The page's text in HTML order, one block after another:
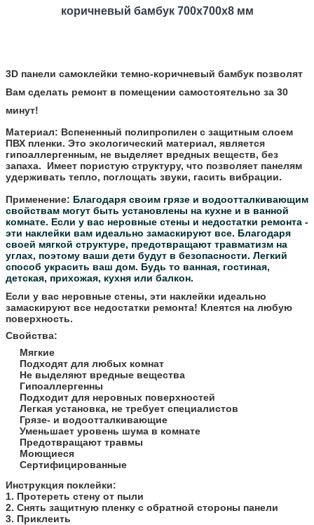
коричневый бамбук700x700x8 мм
3D панели самоклейки темно-коричневый бамбук позволят
Вам сделать ремонт в помещении самостоятельно за 30
минут!
Материал: Вспененный полипропилен с защитным слоем
ПВХ пленки. Это экологический материал, является
гипоаллергенным, не выделяет вредных веществ, без
запаха. Имеет пористую структуру, что позволяет панелям
удерживать тепло, поглощать звуки, гасить вибрации.
Применение: Благодаря своим грязе и водоотталкивающим
свойствам могут быть установлены на кухне и в ванной
комнате. Если у вас неровные стены и недостатки ремонта -
эти наклейки вам идеально замаскируют все. Благодаря
своей мягкой структуре, предотвращают травматизм на
углах, поэтому ваши дети будут в безопасности. Легкий
способ украсить ваш дом. Будь то ванная, гостиная,
детская, прихожая, кухня или балкон.
Если у вас неровные стены, эти наклейки идеально
замаскируют все недостатки ремонта! Клеятся на любую
поверхность.
Свойства:
Мягкие
Подходят для любых комнат
Не выделяют вредные вещества
Гипоаллергенны
Подходит для неровных поверхностей
Легкая установка, не требует специалистов
Грязе- и водоотталкивающие
Уменьшает уровень шума в комнате
Предотвращают травмы
Моющиеся
Сертифицированные
​Инструкция поклейки:
1. Протереть стену от пыли
2. Снять защитную пленку с обратной стороны панели
3. Приклеить